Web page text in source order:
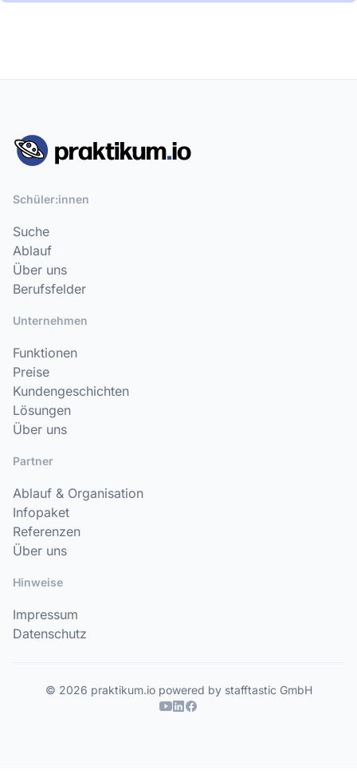
Schüler:innen
Suche
Ablauf
Über uns
Berufsfelder
Unternehmen
Funktionen
Preise
Kundengeschichten
Lösungen
Über uns
Partner
Ablauf & Organisation
Infopaket
Referenzen
Über uns
Hinweise
Impressum
Datenschutz
© 2026 praktikum.io powered by stafftastic GmbH